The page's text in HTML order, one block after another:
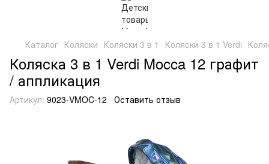
Каталог Коляски Коляски 3 в 1 Коляски 3 в 1 Verdi
Коляска 3 в 1 Verdi Mocca 12 графит
/ аппликация
Артикул: 9023-VMOC-12 Оставить отзыв